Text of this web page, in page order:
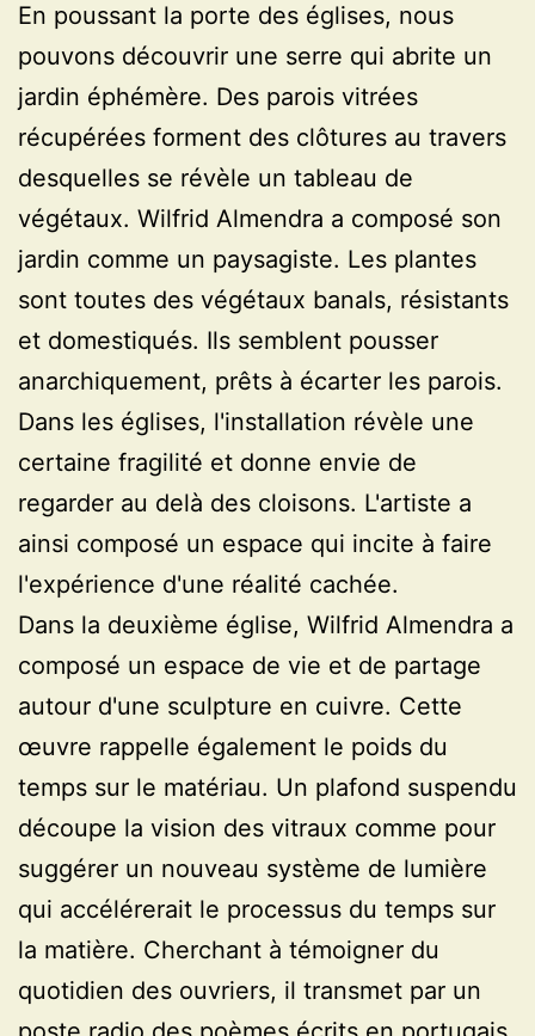
En poussant la porte des églises, nous
pouvons découvrir une serre qui abrite un
jardin éphémère. Des parois vitrées
récupérées forment des clôtures au travers
desquelles se révèle un tableau de
végétaux. Wilfrid Almendra a composé son
jardin comme un paysagiste. Les plantes
sont toutes des végétaux banals, résistants
et domestiqués. Ils semblent pousser
anarchiquement, prêts à écarter les parois.
Dans les églises, l'installation révèle une
certaine fragilité et donne envie de
regarder au delà des cloisons. L'artiste a
ainsi composé un espace qui incite à faire
l'expérience d'une réalité cachée.
Dans la deuxième église, Wilfrid Almendra a
composé un espace de vie et de partage
autour d'une sculpture en cuivre. Cette
œuvre rappelle également le poids du
temps sur le matériau. Un plafond suspendu
découpe la vision des vitraux comme pour
suggérer un nouveau système de lumière
qui accélérerait le processus du temps sur
la matière. Cherchant à témoigner du
quotidien des ouvriers, il transmet par un